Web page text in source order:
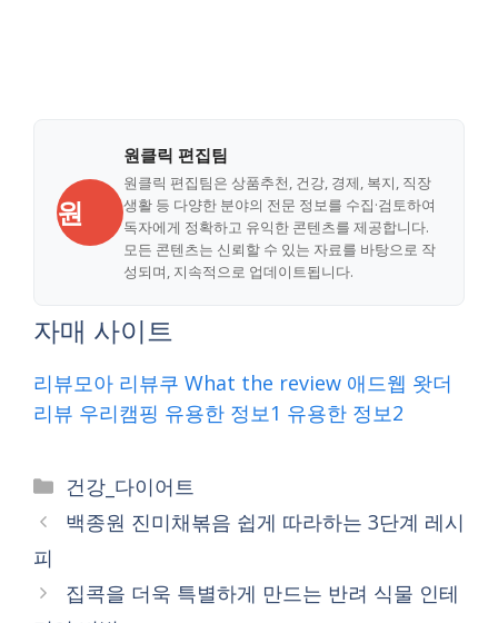
원
원클릭 편집팀
원클릭 편집팀은 상품추천, 건강, 경제, 복지, 직장
생활 등 다양한 분야의 전문 정보를 수집·검토하여
독자에게 정확하고 유익한 콘텐츠를 제공합니다.
모든 콘텐츠는 신뢰할 수 있는 자료를 바탕으로 작
성되며, 지속적으로 업데이트됩니다.
자매 사이트
리뷰모아 리뷰쿠 What the review 애드웹 왓더
리뷰 우리캠핑 유용한 정보1 유용한 정보2
Categories
건강_다이어트
백종원 진미채볶음 쉽게 따라하는 3단계 레시
피
집콕을 더욱 특별하게 만드는 반려 식물 인테